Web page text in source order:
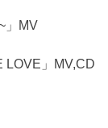
」MV
LOVE」MV,CD